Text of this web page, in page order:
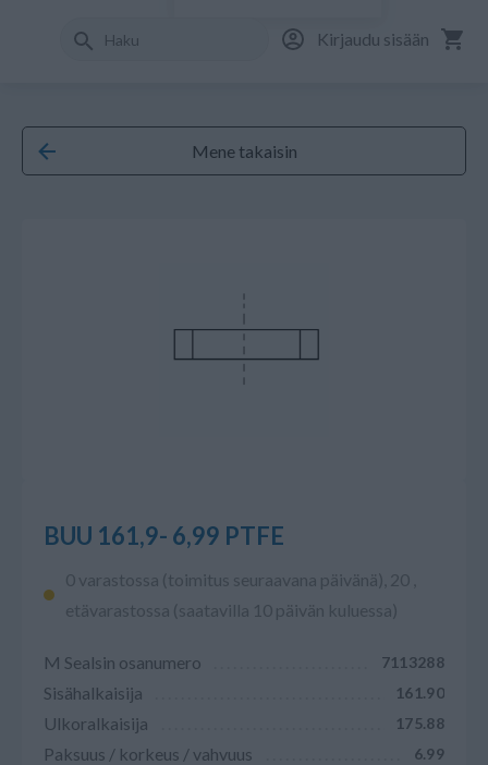
Kirjaudu sisään
Mene takaisin
BUU 161,9- 6,99 PTFE
0 varastossa (toimitus seuraavana päivänä), 20 ,
etävarastossa (saatavilla 10 päivän kuluessa)
M Sealsin osanumero 7113288
Sisähalkaisija 161.90
Ulkoralkaisija 175.88
Paksuus / korkeus / vahvuus 6.99